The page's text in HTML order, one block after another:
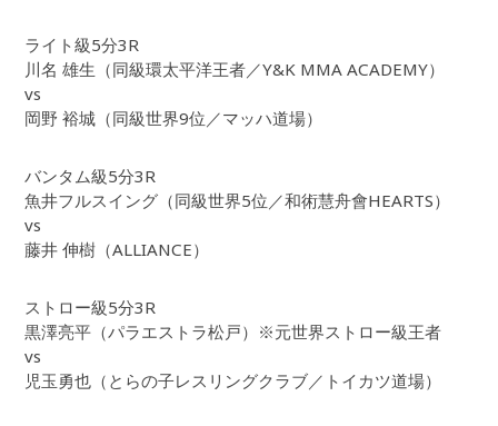
ライト級5分3R
川名 雄生（同級環太平洋王者／Y&K MMA ACADEMY）
vs
岡野 裕城（同級世界9位／マッハ道場）
バンタム級5分3R
魚井フルスイング（同級世界5位／和術慧舟會HEARTS）
vs
藤井 伸樹（ALLIANCE）
ストロー級5分3R
黒澤亮平（パラエストラ松戸）※元世界ストロー級王者
vs
児玉勇也（とらの子レスリングクラブ／トイカツ道場）